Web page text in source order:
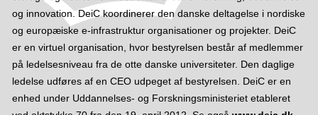
og innovation. DeiC koordinerer den danske deltagelse i nordiske
og europæiske e-infrastruktur organisationer og projekter. DeiC
er en virtuel organisation, hvor bestyrelsen består af medlemmer
på ledelsesniveau fra de otte danske universiteter. Den daglige
ledelse udføres af en CEO udpeget af bestyrelsen. DeiC er en
enhed under Uddannelses- og Forskningsministeriet etableret